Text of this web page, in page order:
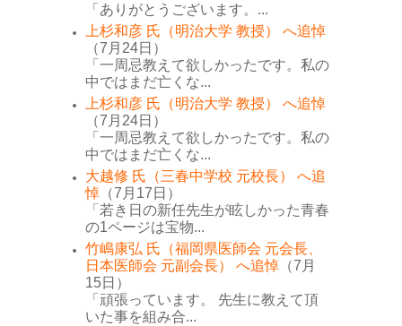
「ありがとうございます。...
上杉和彦 氏（明治大学 教授） へ追悼
（7月24日）
「一周忌教えて欲しかったです。私の
中ではまだ亡くな...
上杉和彦 氏（明治大学 教授） へ追悼
（7月24日）
「一周忌教えて欲しかったです。私の
中ではまだ亡くな...
大越修 氏（三春中学校 元校長） へ追
悼 （7月17日）
「若き日の新任先生が眩しかった青春
の1ページは宝物...
竹嶋康弘 氏（福岡県医師会 元会長、
日本医師会 元副会長） へ追悼 （7月
15日）
「頑張っています。 先生に教えて頂
いた事を組み合...